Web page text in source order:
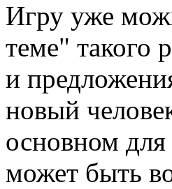
Игру уже
теме" такого
и
новый
основном для
может быть